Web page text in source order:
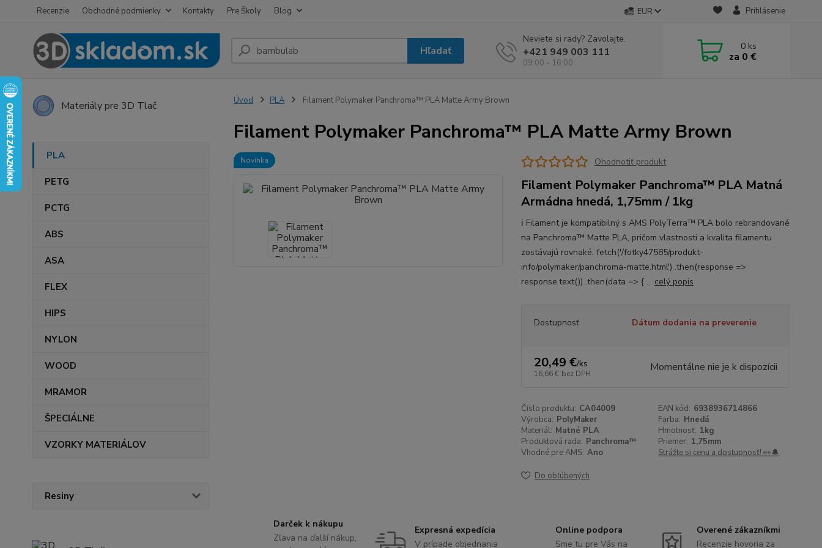
Recenzie Obchodné podmienky Kontakty Pre Školy Blog EUR Prihlásenie
Hľadať
Neviete si rady? Zavolajte.
+421 949 003 111
09:00 - 16:00
0 ks
za 0 €
Materiály pre 3D Tlač
PLA
PETG
PCTG
ABS
ASA
FLEX
HIPS
NYLON
WOOD
MRAMOR
ŠPECIÁLNE
VZORKY MATERIÁLOV
Resiny
Úvod PLA Filament Polymaker Panchroma™ PLA Matte Army Brown
Filament Polymaker Panchroma™ PLA Matte Army Brown
Novinka Ohodnotiť produkt
Filament Polymaker Panchroma™ PLA Matná
Armádna hnedá, 1,75mm / 1kg
ℹ️ Filament je kompatibilný s AMS PolyTerra™ PLA bolo rebrandované
na Panchroma™ Matte PLA, pričom vlastnosti a kvalita filamentu
zostávajú rovnaké. fetch('/fotky47585/produkt-
info/polymaker/panchroma-matte.html') .then(response =>
response.text()) .then(data => { ... celý popis
Dostupnosť Dátum dodania na preverenie
20,49 €/ks
16,66 € bez DPH Momentálne nie je k dispozícii
Číslo produktu: CA04009 EAN kód: 6938936714866
Výrobca: PolyMaker Farba: Hnedá
Materiál: Matné PLA Hmotnosť: 1kg
Produktová rada: Panchroma™ Priemer: 1,75mm
Vhodné pre AMS: Ano Strážte si cenu a dostupnosť! 👀🔔
Do obľúbených
Darček k nákupu
Zľava na ďalší nákup,
Expresná expedícia
V prípade objednania
Online podpora
Sme tu pre Vás na
Overené zákazníkmi
Recenzie hovoria za